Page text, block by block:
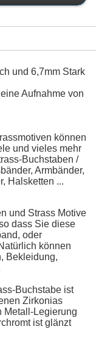
und 6,7mm Stark
Aufnahme von
können
und vieles mehr
Buchstaben /
Armbänder,
Halsketten ...
und Strass Motive
dass Sie diese
oder
können
Bekleidung,
Buchstabe ist
Zirkonias
Metall-Legierung
ist glänzt